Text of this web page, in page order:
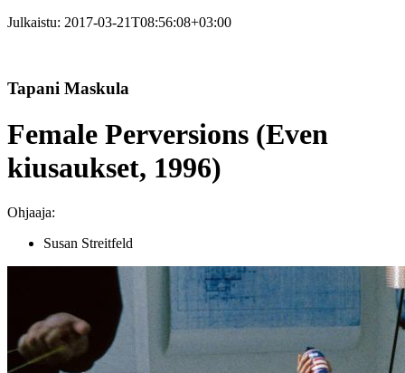
Julkaistu: 2017-03-21T08:56:08+03:00
Tapani Maskula
Female Perversions (Even
kiusaukset, 1996)
Ohjaaja:
Susan Streitfeld